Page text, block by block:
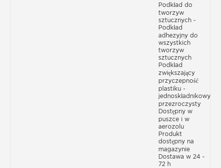
Podkład do
tworzyw
sztucznych -
Podkład
adhezyjny do
wszystkich
tworzyw
sztucznych
Podkład
zwiększający
przyczepność
plastiku -
jednoskładnikowy-
przezroczysty
Dostępny w
puszce i w
aerozolu
Produkt
dostępny na
magazynie
Dostawa w 24 -
72 h